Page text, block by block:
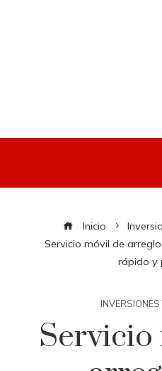
Inicio
Servicio móvil de
rápido y
Servicio